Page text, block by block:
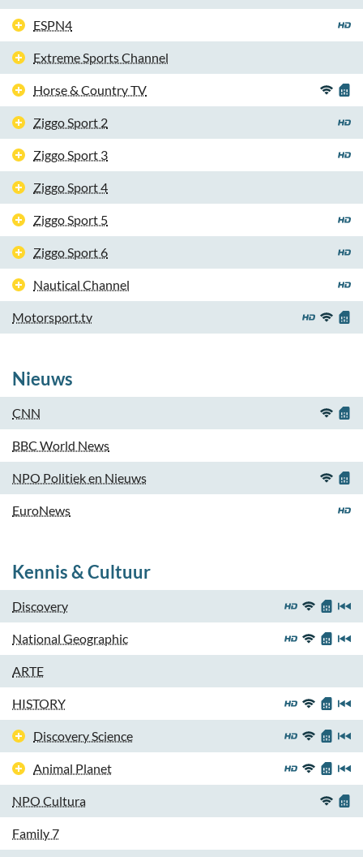
ESPN4
Extreme Sports Channel
Horse & Country TV
Ziggo Sport 2
Ziggo Sport 3
Ziggo Sport 4
Ziggo Sport 5
Ziggo Sport 6
Nautical Channel
Motorsport.tv
Nieuws
CNN
BBC World News
NPO Politiek en Nieuws
EuroNews
Kennis & Cultuur
Discovery
National Geographic
ARTE
HISTORY
Discovery Science
Animal Planet
NPO Cultura
Family 7